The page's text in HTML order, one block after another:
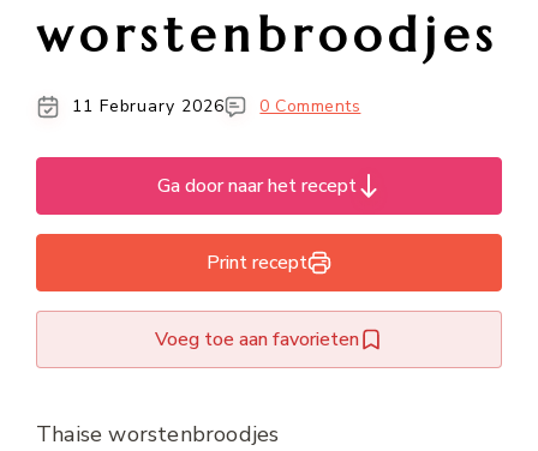
worstenbroodjes
11 February 2026 0 Comments
Ga door naar het recept
Print recept
Voeg toe aan favorieten
Thaise worstenbroodjes